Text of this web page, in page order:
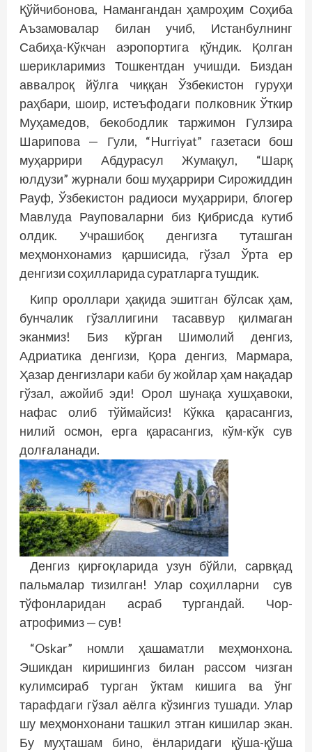
Қўйчибонова, Намангандан ҳамроҳим Соҳиба
Аъзамовалар билан учиб, Истанбулнинг
Сабиҳа-Кўкчан аэропортига қўндик. Қолган
шерикларимиз Тошкентдан учишди. Биздан
аввалроқ йўлга чиққан Ўзбекистон гуруҳи
раҳбари, шоир, истеъфодаги полковник Ўткир
Муҳамедов, бекободлик таржимон Гулзира
Шарипова — Гули, “Hurriyat” газетаси бош
муҳаррири Абдурасул Жумақул, “Шарқ
юлдузи” журнали бош муҳаррири Сирожиддин
Рауф, Ўзбекистон радиоси муҳаррири, блогер
Мавлуда Рау­поваларни биз Қибрисда кутиб
олдик. Учрашибоқ денгизга туташган
меҳмонхонамиз қаршисида, гўзал Ўрта ер
денгизи соҳилларида суратларга тушдик.
Кипр ороллари ҳақида эшитган бўлсак ҳам,
бунчалик гўзаллигини тасаввур қилмаган
эканмиз! Биз кўрган Шимолий денгиз,
Адриатика денгизи, Қора денгиз, Мармара,
Ҳазар денгизлари каби бу жойлар ҳам нақадар
гўзал, ажойиб эди! Орол шунақа хушҳавоки,
нафас олиб тўймайсиз! Кўкка қарасангиз,
нилий осмон, ерга қарасангиз, кўм-кўк сув
долғаланади.
Денгиз қирғоқларида узун бўйли, сарвқад
пальмалар тизилган! Улар соҳилларни сув
тўфонларидан асраб тургандай. Чор-
атрофимиз — сув!
“Oskar” номли ҳашаматли меҳмонхона.
Эшикдан киришингиз билан рассом чизган
кулимсираб турган ўктам кишига ва ўнг
тарафдаги гўзал аёлга кўзингиз тушади. Улар
шу меҳмонхонани ташкил этган кишилар экан.
Бу муҳташам бино, ёнларидаги қўша-қўша